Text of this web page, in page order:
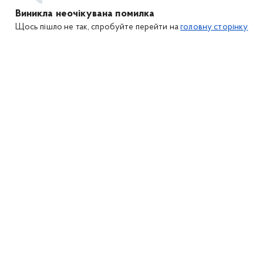
Виникла неочікувана помилка
Щось пішло не так, спробуйте перейти наголовну сторінку